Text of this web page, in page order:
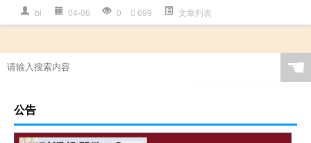
bl 04-06 0 699 文章列表
☚
公告